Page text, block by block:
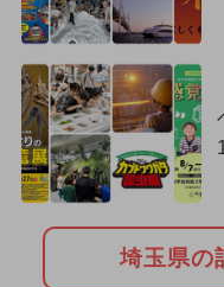
埼玉県の